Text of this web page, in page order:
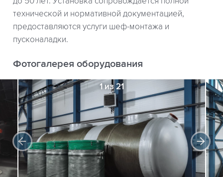
технической и нормативной документацией,
предоставляются услуги шеф-монтажа и
пусконаладки.
Фотогалерея оборудования
1 из 21